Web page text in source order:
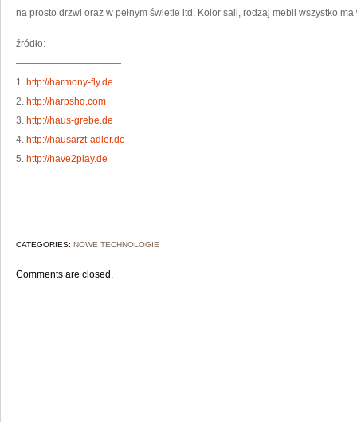
na prosto drzwi oraz w pełnym świetle itd. Kolor sali, rodzaj mebli wszystko ma
źródło:
———————————
1. http://harmony-fly.de
2. http://harpshq.com
3. http://haus-grebe.de
4. http://hausarzt-adler.de
5. http://have2play.de
CATEGORIES: NOWE TECHNOLOGIE
Comments are closed.